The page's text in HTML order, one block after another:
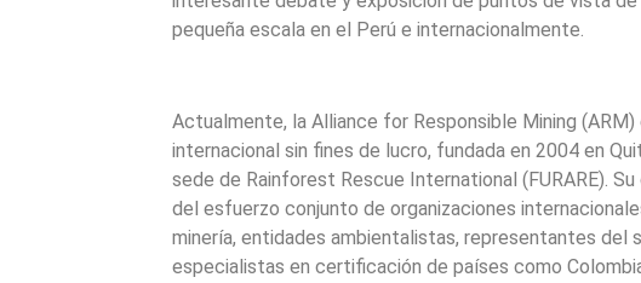
pequeña escala en el Perú e internacionalmente.
Actualmente, la Alliance for Responsible Mining (ARM)
internacional sin fines de lucro, fundada en 2004 en
sede de Rainforest Rescue International (FURARE).
del esfuerzo conjunto de organizaciones
minería, entidades ambientalistas, representantes del
especialistas en certificación de países como